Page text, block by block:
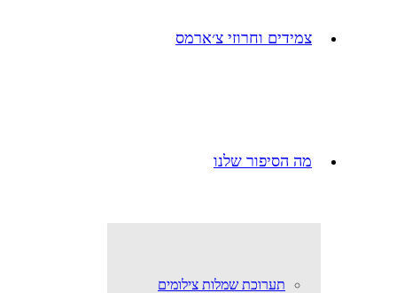
צמידים וחרוזי צ׳ארמס
מה הסיפור שלנו
תערוכת שמלות צילומים